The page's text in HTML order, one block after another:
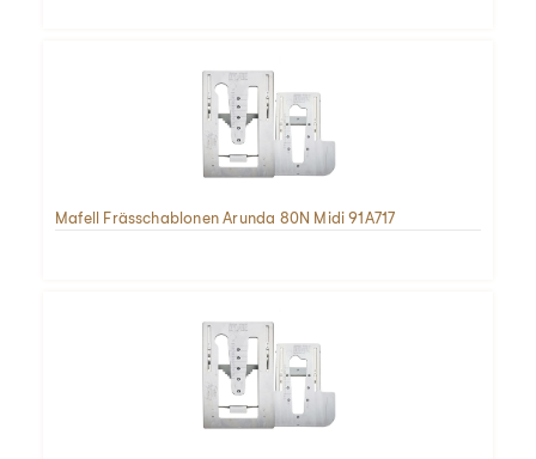
Mafell Frässchablonen Arunda 80N Midi 91A717